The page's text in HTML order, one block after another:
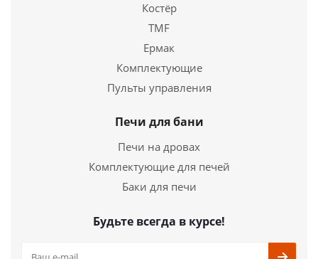
Костёр
TMF
Ермак
Комплектующие
Пульты управления
Печи для бани
Печи на дровах
Комплектующие для печей
Баки для печи
Будьте всегда в курсе!